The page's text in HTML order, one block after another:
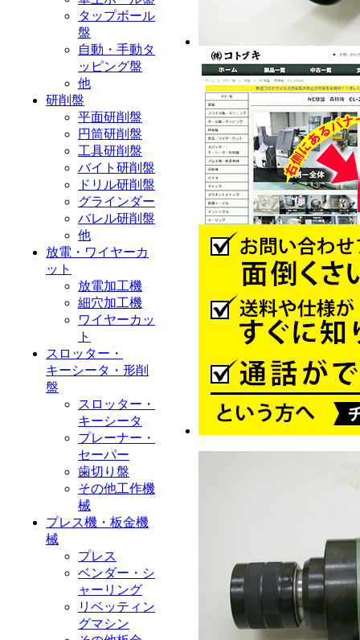
タップボール
盤
自動・手動タ
ッピング盤
他
研削盤
平面研削盤
円筒研削盤
工具研削盤
バイト研削盤
ドリル研削盤
グラインダー
バレル研削盤
他
放電・ワイヤーカ
ット
放電加工機
細穴加工機
ワイヤーカッ
ト
スロッター・
キーシータ・形削
盤
スロッター・
キーシータ
プレーナー・
セーパー
歯切り盤
その他工作機
械
プレス機・板金機
械
プレス
ベンダー・シ
ャーリング
リベッティン
グマシン